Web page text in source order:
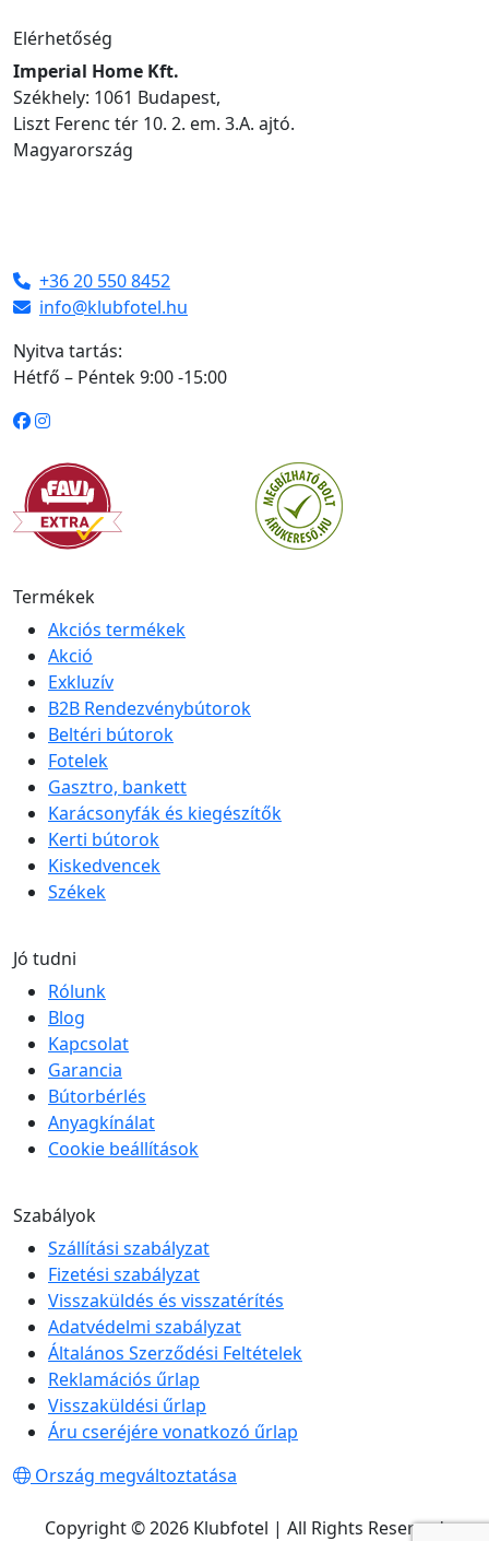
Elérhetőség
Imperial Home Kft.
Székhely: 1061 Budapest,
Liszt Ferenc tér 10. 2. em. 3.A. ajtó.
Magyarország
+36 20 550 8452
info@klubfotel.hu
Nyitva tartás:
Hétfő – Péntek 9:00 -15:00
Termékek
Akciós termékek
Akció
Exkluzív
B2B Rendezvénybútorok
Beltéri bútorok
Fotelek
Gasztro, bankett
Karácsonyfák és kiegészítők
Kerti bútorok
Kiskedvencek
Székek
Jó tudni
Rólunk
Blog
Kapcsolat
Garancia
Bútorbérlés
Anyagkínálat
Cookie beállítások
Szabályok
Szállítási szabályzat
Fizetési szabályzat
Visszaküldés és visszatérítés
Adatvédelmi szabályzat
Általános Szerződési Feltételek
Reklamációs űrlap
Visszaküldési űrlap
Áru cseréjére vonatkozó űrlap
Ország megváltoztatása
Copyright © 2026 Klubfotel | All Rights Reserved